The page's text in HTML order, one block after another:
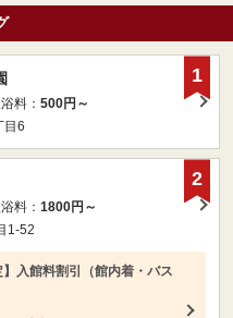
料： 500円～
目6
1
料： 1800円～
1-52
】入館料割引（館内着・バス
2